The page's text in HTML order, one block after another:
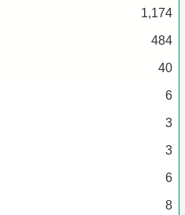
1,174
484
40
6
3
3
6
8